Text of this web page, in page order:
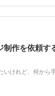
制作を依頼す
いけれど、何から